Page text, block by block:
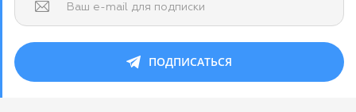
Ваш e-mail для подписки
ПОДПИСАТЬСЯ